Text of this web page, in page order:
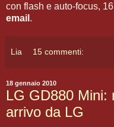
con flash e auto-focus,
email .
Lia 15 commenti:
18 gennaio 2010
LG GD880 Mini:
arrivo da LG